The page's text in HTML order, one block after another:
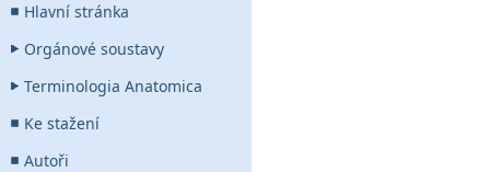
Hlavní stránka
Orgánové soustavy
Terminologia Anatomica
Ke stažení
Autoři